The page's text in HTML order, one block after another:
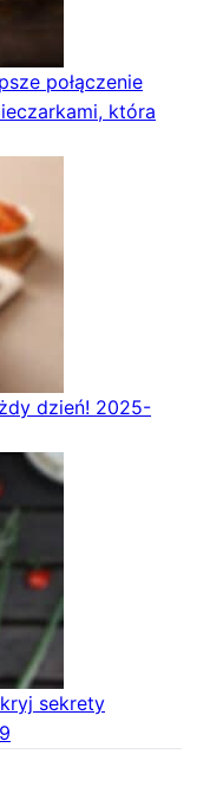
połączenie
która
dzień! 2025-
sekrety